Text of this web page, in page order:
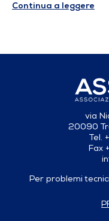
Continua a leggere
via
20090
Tel.
Fax
Per problemi